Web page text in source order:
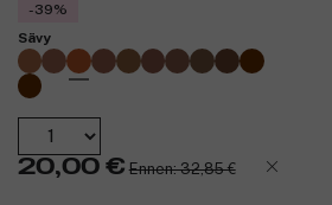
-39%
Sävy
20,00 € Ennen: 32,85 €